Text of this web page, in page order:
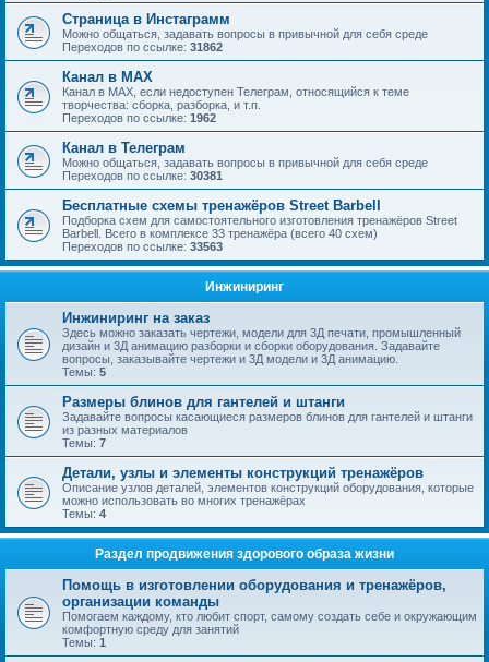
Страница в Инстаграмм
Можно общаться, задавать вопросы в привычной для себя среде
Переходов по ссылке: 31862
Канал в MAX
Канал в MAX, если недоступен Телеграм, относящийся к теме
творчества: сборка, разборка, и т.п.
Переходов по ссылке: 1962
Канал в Телеграм
Можно общаться, задавать вопросы в привычной для себя среде
Переходов по ссылке: 30381
Бесплатные схемы тренажёров Street Barbell
Подборка схем для самостоятельного изготовления тренажёров Street
Barbell. Всего в комплексе 33 тренажёра (всего 40 схем)
Переходов по ссылке: 33563
Инжиниринг
Инжиниринг на заказ
Здесь можно заказать чертежи, модели для 3Д печати, промышленный
дизайн и 3Д анимацию разборки и сборки оборудования. Задавайте
вопросы, заказывайте чертежи и 3Д модели и 3Д анимацию.
Темы: 5
Размеры блинов для гантелей и штанги
Задавайте вопросы касающиеся размеров блинов для гантелей и штанги
из разных материалов
Темы: 7
Детали, узлы и элементы конструкций тренажёров
Описание узлов деталей, элементов конструкций оборудования, которые
можно использовать во многих тренажёрах
Темы: 4
Раздел продвижения здорового образа жизни
Помощь в изготовлении оборудования и тренажёров,
организации команды
Помогаем каждому, кто любит спорт, самому создать себе и окружающим
комфортную среду для занятий
Темы: 1